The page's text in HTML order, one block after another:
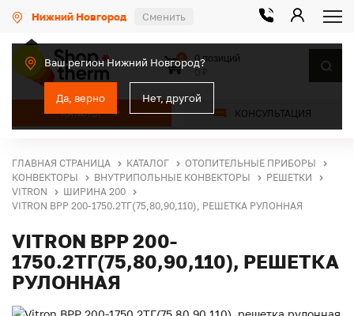
Нижний Новгород Сменить
Ваш регион Нижний Новгород?
Да, верно Нет, другой
КАТАЛОГ КОНСУЛЬТАЦИЯ
0
0 позиций
ГЛАВНАЯ СТРАНИЦА КАТАЛОГ
ОТОПИТЕЛЬНЫЕ ПРИБОРЫ
КОНВЕКТОРЫ
ВНУТРИПОЛЬНЫЕ КОНВЕКТОРЫ
РЕШЕТКИ
VITRON
ШИРИНА 200
VITRON ВРР 200-1750.2ТГ(75,80,90,110), РЕШЕТКА РУЛОННАЯ
VITRON ВРР 200-
1750.2ТГ(75,80,90,110), РЕШЕТКА
РУЛОННАЯ